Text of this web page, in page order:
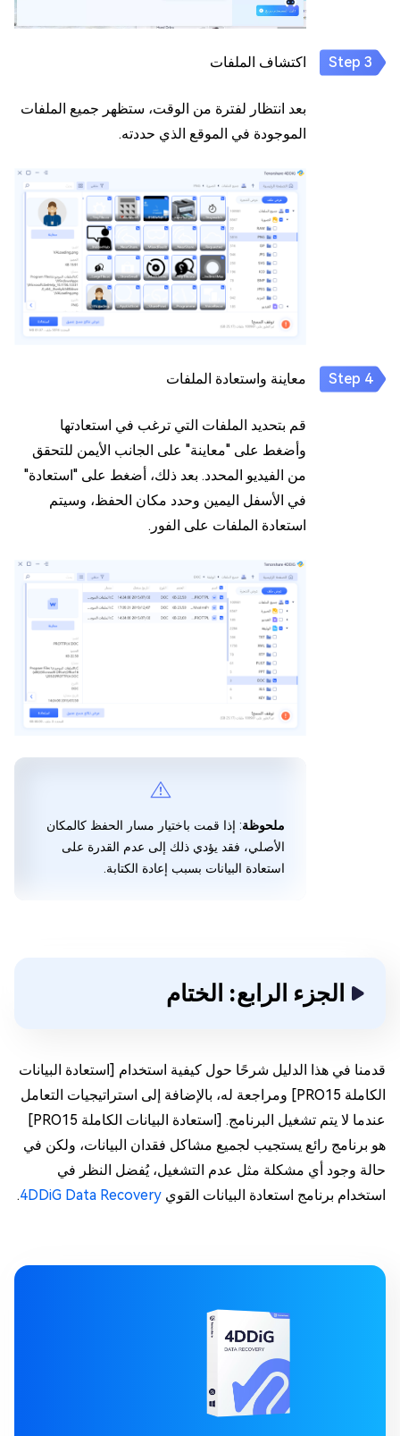
اكتشاف الملفات
بعد انتظار لفترة من الوقت، ستظهر جميع الملفات
الموجودة في الموقع الذي حددته.
معاينة واستعادة الملفات
قم بتحديد الملفات التي ترغب في استعادتها
وأضغط على "معاينة" على الجانب الأيمن للتحقق
من الفيديو المحدد. بعد ذلك، أضغط على "استعادة"
في الأسفل اليمين وحدد مكان الحفظ، وسيتم
استعادة الملفات على الفور.
ملحوظة: إذا قمت باختيار مسار الحفظ كالمكان
الأصلي، فقد يؤدي ذلك إلى عدم القدرة على
استعادة البيانات بسبب إعادة الكتابة.
الجزء الرابع: الختام
قدمنا في هذا الدليل شرحًا حول كيفية استخدام [استعادة البيانات
الكاملة PRO15] ومراجعة له، بالإضافة إلى استراتيجيات التعامل
عندما لا يتم تشغيل البرنامج. [استعادة البيانات الكاملة PRO15]
هو برنامج رائع يستجيب لجميع مشاكل فقدان البيانات، ولكن في
حالة وجود أي مشكلة مثل عدم التشغيل، يُفضل النظر في
استخدام برنامج استعادة البيانات القوي 4DDiG Data Recovery
.